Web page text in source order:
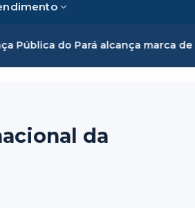
marca de cinco mil mulheres e
da